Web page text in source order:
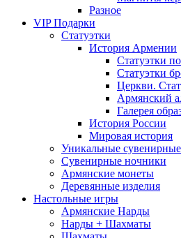
Разное
VIP Подарки
Статуэтки
История Армении
Статуэтки
Статуэтки
Церкви.
Армянский
Галерея
История России
Мировая история
Уникальные
Сувенирные ночники
Армянские монеты
Деревянные изделия
Настольные игры
Армянские Нарды
Нарды + Шахматы